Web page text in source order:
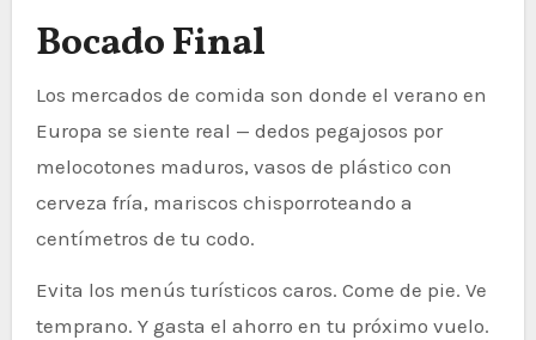
Bocado Final
Los mercados de comida son donde el verano en
Europa se siente real — dedos pegajosos por
melocotones maduros, vasos de plástico con
cerveza fría, mariscos chisporroteando a
centímetros de tu codo.
Evita los menús turísticos caros. Come de pie. Ve
temprano. Y gasta el ahorro en tu próximo vuelo.